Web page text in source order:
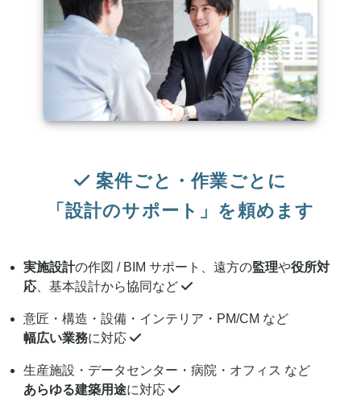
案件ごと・作業ごとに
「設計のサポート」を頼めます
実施設計の作図 / BIM サポート、遠方の監理や役所対
応、基本設計から協同など
意匠・構造・設備・インテリア・PM/CM など
幅広い業務に対応
生産施設・データセンター・病院・オフィス など
あらゆる建築用途に対応